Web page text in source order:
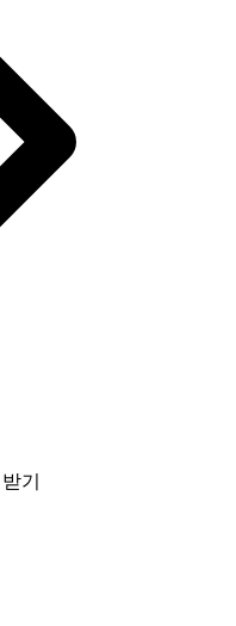
기